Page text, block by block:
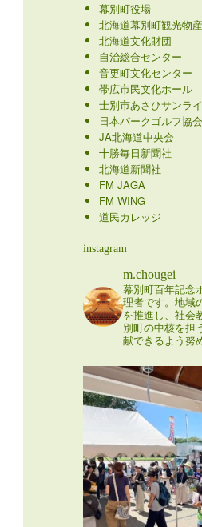
幕別町役場
北海道幕別町観光物
北海道文化財団
自治総合センター
音更町文化センター
帯広市民文化ホール
士別市あさひサンラ
日本パークゴルフ協会
JA北海道中央会
十勝毎日新聞社
北海道新聞社
FM JAGA
FM WING
道民カレッジ
instagram
m.chougei
幕別町百年記念
理者です。地域
を推進し、社会
別町の中核を担
献できるよう努